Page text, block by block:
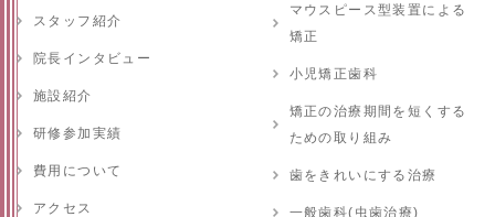
スタッフ紹介
院長インタビュー
施設紹介
研修参加実績
費用について
アクセス
マウスピース型装置による
矯正
小児矯正歯科
矯正の治療期間を短くする
ための取り組み
歯をきれいにする治療
一般歯科(虫歯治療)